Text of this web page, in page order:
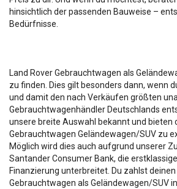
hinsichtlich der passenden Bauweise –
Bedürfnisse.
Land Rover Gebrauchtwagen als
zu finden. Dies gilt besonders dann, wenn
und damit den nach Verkäufen größten
Gebrauchtwagenhändler Deutschlands
unsere breite Auswahl bekannt und bieten
Gebrauchtwagen Geländewagen/SUV zu
Möglich wird dies auch aufgrund unserer
Santander Consumer Bank, die
Finanzierung unterbreitet. Du zahlst deinen
Gebrauchtwagen als Geländewagen/SUV